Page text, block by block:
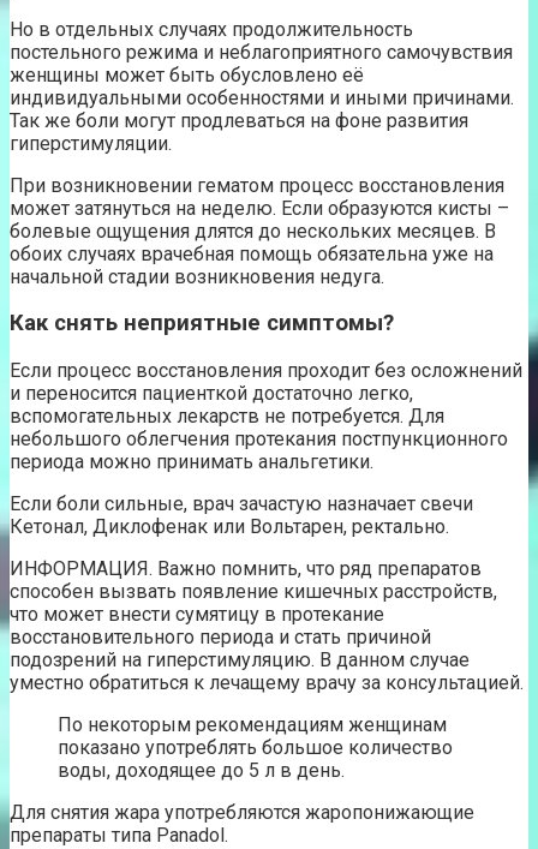
Но в отдельных случаях продолжительность
постельного режима и неблагоприятного самочувствия
женщины может быть обусловлено её
индивидуальными особенностями и иными причинами.
Так же боли могут продлеваться на фоне развития
гиперстимуляции.
При возникновении гематом процесс восстановления
может затянуться на неделю. Если образуются кисты –
болевые ощущения длятся до нескольких месяцев. В
обоих случаях врачебная помощь обязательна уже на
начальной стадии возникновения недуга.
Как снять неприятные симптомы?
Если процесс восстановления проходит без осложнений
и переносится пациенткой достаточно легко,
вспомогательных лекарств не потребуется. Для
небольшого облегчения протекания постпункционного
периода можно принимать анальгетики.
Если боли сильные, врач зачастую назначает свечи
Кетонал, Диклофенак или Вольтарен, ректально.
ИНФОРМАЦИЯ. Важно помнить, что ряд препаратов
способен вызвать появление кишечных расстройств,
что может внести сумятицу в протекание
восстановительного периода и стать причиной
подозрений на гиперстимуляцию. В данном случае
уместно обратиться к лечащему врачу за консультацией.
По некоторым рекомендациям женщинам
показано употреблять большое количество
воды, доходящее до 5 л в день.
Для снятия жара употребляются жаропонижающие
препараты типа Panadol.